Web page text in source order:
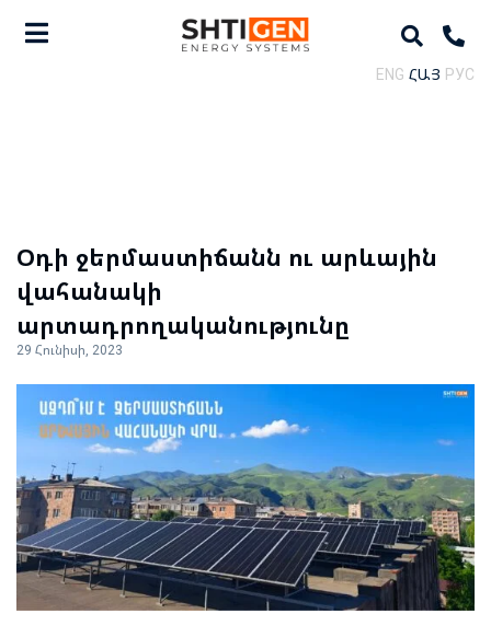
ENG ՀԱՅ РУС
Օդի ջերմաստիճանն ու արևային
վահանակի
արտադրողականությունը
29 Հունիսի, 2023